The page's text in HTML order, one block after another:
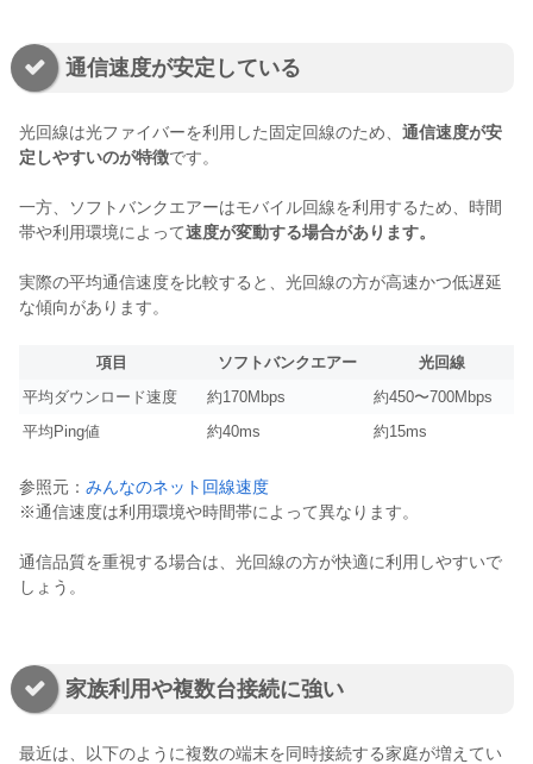
通信速度が安定している
光回線は光ファイバーを利用した固定回線のため、 通信速度が安
定しやすいのが特徴です。
一方、ソフトバンクエアーはモバイル回線を利用するため、時間
帯や利用環境によって速度が変動する場合があります。
実際の平均通信速度を比較すると、光回線の方が高速かつ低遅延
な傾向があります。
項目 ソフトバンクエアー
光回線
平均ダウンロード速度
約170Mbps
約450〜700Mbps
平均Ping値
約40ms 約15ms
参照元： みんなのネット回線速度
※通信速度は利用環境や時間帯によって異なります。
通信品質を重視する場合は、光回線の方が快適に利用しやすいで
しょう。
家族利用や複数台接続に強い
最近は、以下のように複数の端末を同時接続する家庭が増えてい